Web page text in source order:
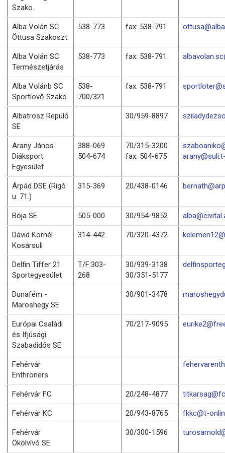
Szako.
Alba Volán SC
Öttusa Szakoszt.
538-773 fax: 538-791
Alba Volán SC
Természetjárás
538-773 fax: 538-791
Alba Volánb SC
Sportlövő Szako.
538-
700/321
fax: 538-791
Albatrosz Repülő
SE
30/959-8897
Arany János
Diáksport
Egyesület
388-069
504-674
70/315-3200
fax: 504-675
Árpád DSE (Rigó
u. 71.)
315-369 20/438-0146
Bója SE 505-000 30/954-9852
Dávid Kornél
Kosársuli
314-442 70/320-4372
Delfin Tiffer 21
Sportegyesület
T/F:303-
268
30/939-3138
30/351-5177
Dunafém -
Maroshegy SE
30/901-3478
Európai Családi
és Ifjúsági
Szabadidős SE
70/217-9095
Fehérvár
Enthroners
Fehérvár FC 20/248-4877
Fehérvár KC 20/943-8765 fkkc@t-
Fehérvár
Ökölvívó SE
30/300-1596